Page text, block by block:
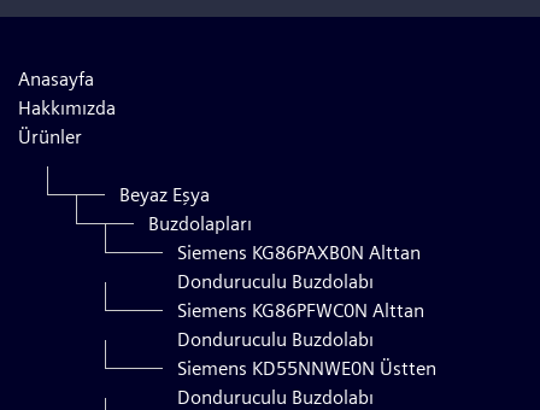
Anasayfa
Hakkımızda
Ürünler
Beyaz Eşya
Buzdolapları
Siemens KG86PAXB0N Alttan
Donduruculu Buzdolabı
Siemens KG86PFWC0N Alttan
Donduruculu Buzdolabı
Siemens KD55NNWE0N Üstten
Donduruculu Buzdolabı